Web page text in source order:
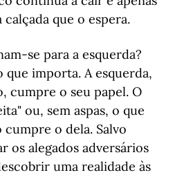
calçada que o espera.
se para a esquerda?
que importa. A esquerda,
cumpre o seu papel. O
ou, sem aspas, o que
cumpre o dela. Salvo
os alegados adversários
uma realidade às